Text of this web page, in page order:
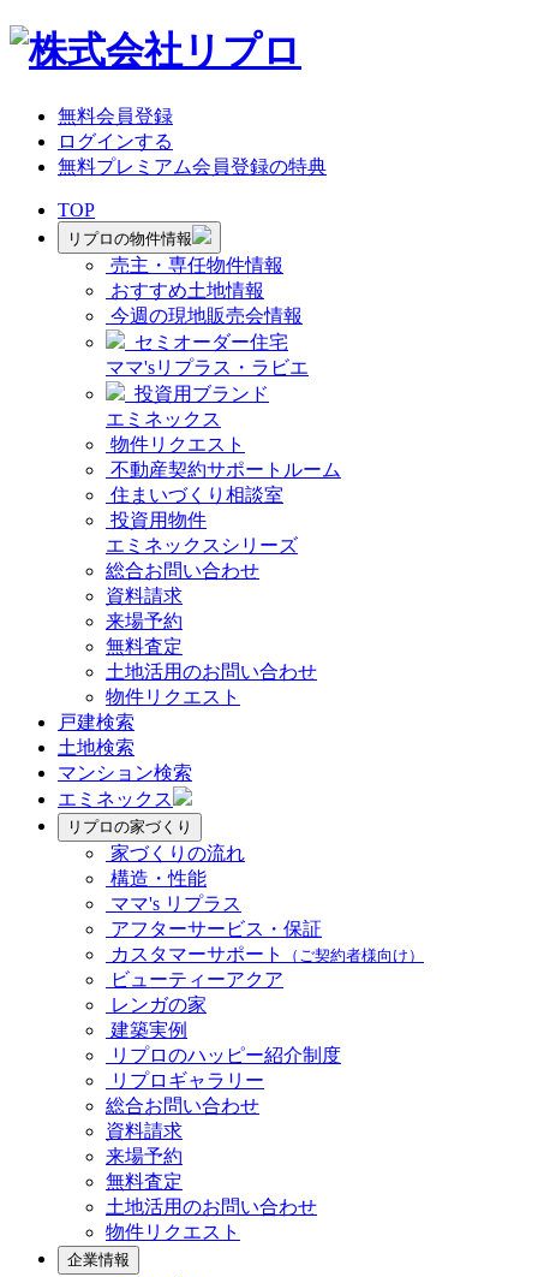
無料会員登録
ログインする
無料プレミアム会員登録の特典
TOP
リプロの物件情報
売主・専任物件情報
おすすめ土地情報
今週の現地販売会情報
セミオーダー住宅
ママ'sリプラス・ラビエ
投資用ブランド
エミネックス
物件リクエスト
不動産契約サポートルーム
住まいづくり相談室
投資用物件
エミネックスシリーズ
総合お問い合わせ
資料請求
来場予約
無料査定
土地活用のお問い合わせ
物件リクエスト
戸建検索
土地検索
マンション検索
エミネックス
リプロの家づくり
家づくりの流れ
構造・性能
ママ's リプラス
アフターサービス・保証
カスタマーサポート
（ご契約者様向け）
ビューティーアクア
レンガの家
建築実例
リプロのハッピー紹介制度
リプロギャラリー
総合お問い合わせ
資料請求
来場予約
無料査定
土地活用のお問い合わせ
物件リクエスト
企業情報